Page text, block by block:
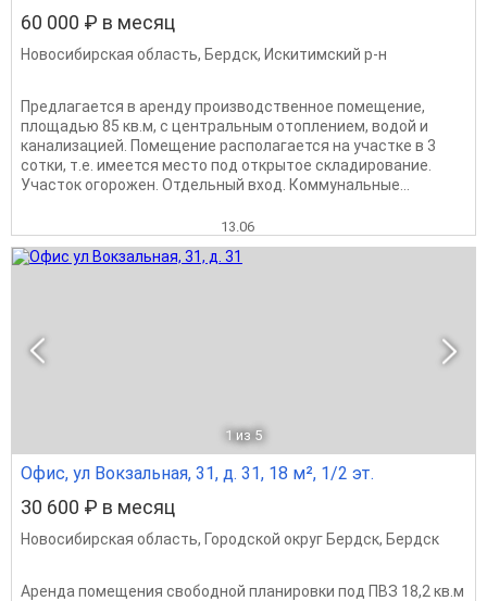
60 000 ₽ в месяц
Новосибирская область, Бердск, Искитимский р-н
Предлагается в аренду производственное помещение,
площадью 85 кв.м, с центральным отоплением, водой и
канализацией. Помещение располагается на участке в 3
сотки, т.е. имеется место под открытое складирование.
Участок огорожен. Отдельный вход. Коммунальные...
13.06
1 из 5
Офис, ул Вокзальная, 31, д. 31, 18 м², 1/2 эт.
30 600 ₽ в месяц
Новосибирская область, Городской округ Бердск, Бердск
Аренда помещения свободной планировки под ПВЗ 18,2 кв.м